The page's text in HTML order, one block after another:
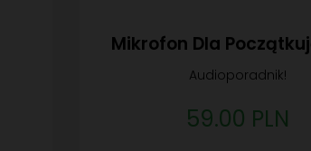
Mikrofon Dla
Audioporadnik!
59.00 PLN